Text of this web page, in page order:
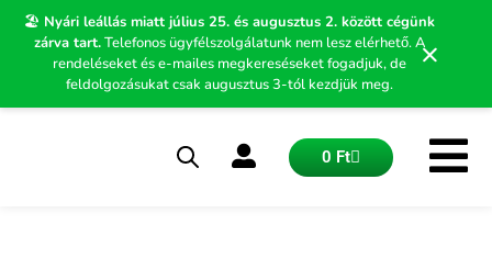
🏖️ Nyári leállás miatt július 25. és augusztus 2. között cégünk
zárva tart.Telefonos ügyfélszolgálatunk nem lesz elérhető. A
rendeléseket és e-mailes megkereséseket fogadjuk, de
feldolgozásukat csak augusztus 3-tól kezdjük meg.
×
Skip
0 FtKosár